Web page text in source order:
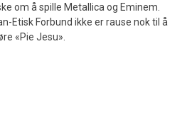
om å spille Metallica og Eminem.
Etisk Forbund ikke er rause nok til å
«Pie Jesu».